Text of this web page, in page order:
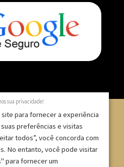
| Rua Serra de
– São Paulo/SP – CNPJ:
sua privacidade!
para fornecer a experiência
preferências e visitas
todos”, você concorda com
No entanto, você pode visitar
para fornecer um